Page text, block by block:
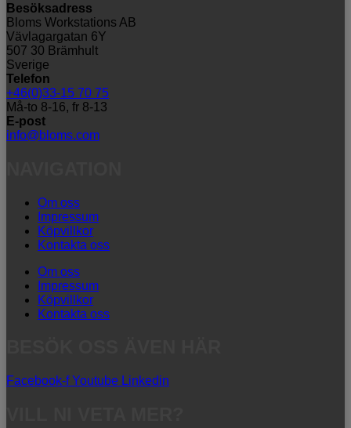
Besöksadress
Bloms Workstations AB
Vävlagargatan 6Y
507 30 Brämhult
Sverige
Telefon
+46(0)33-15 70 75
Må-to 8-16, fr 8-13
E-post
info@bloms.com
Om oss
Impressum
Köpvillkor
Kontakta oss
Om oss
Impressum
Köpvillkor
Kontakta oss
Facebook-f Youtube Linkedin